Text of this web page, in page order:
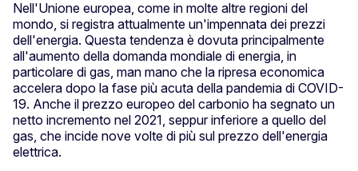
Nell'Unione europea, come in molte altre regioni del
mondo, si registra attualmente un'impennata dei prezzi
dell'energia. Questa tendenza è dovuta principalmente
all'aumento della domanda mondiale di energia, in
particolare di gas, man mano che la ripresa economica
accelera dopo la fase più acuta della pandemia di COVID-
19. Anche il prezzo europeo del carbonio ha segnato un
netto incremento nel 2021, seppur inferiore a quello del
gas, che incide nove volte di più sul prezzo dell'energia
elettrica.